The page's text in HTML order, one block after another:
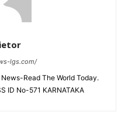
lgs.com/
Read The World Today.
ID No-571 KARNATAKA